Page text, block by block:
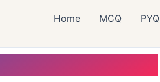
Home MCQ PYQ